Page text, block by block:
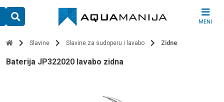
content
MENI
Slavine Slavine za sudoperu i lavabo Zidne
baterija JP322020 lavabo zidna